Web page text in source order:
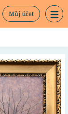
Můj účet